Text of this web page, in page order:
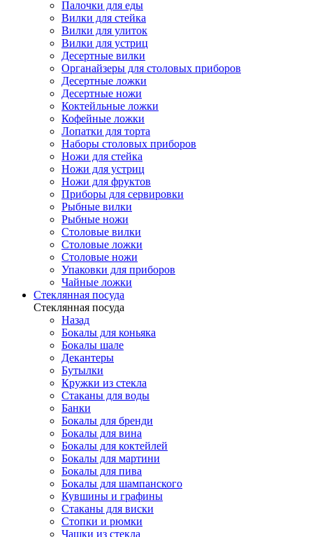
Палочки для еды
Вилки для стейка
Вилки для улиток
Вилки для устриц
Десертные вилки
Органайзеры для столовых приборов
Десертные ложки
Десертные ножи
Коктейльные ложки
Кофейные ложки
Лопатки для торта
Наборы столовых приборов
Ножи для стейка
Ножи для устриц
Ножи для фруктов
Приборы для сервировки
Рыбные вилки
Рыбные ножи
Столовые вилки
Столовые ложки
Столовые ножи
Упаковки для приборов
Чайные ложки
Стеклянная посуда
Стеклянная посуда
Назад
Бокалы для коньяка
Бокалы шале
Декантеры
Бутылки
Кружки из стекла
Стаканы для воды
Банки
Бокалы для бренди
Бокалы для вина
Бокалы для коктейлей
Бокалы для мартини
Бокалы для пива
Бокалы для шампанского
Кувшины и графины
Стаканы для виски
Стопки и рюмки
Чашки из стекла